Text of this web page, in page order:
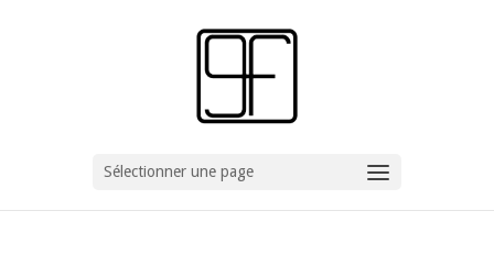
Sélectionner une page